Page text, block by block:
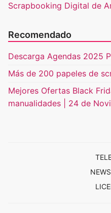
Scrapbooking Digital de
Recomendado
Descarga Agendas 2025
Más de 200 papeles de
Mejores Ofertas Black
manualidades | 24 de